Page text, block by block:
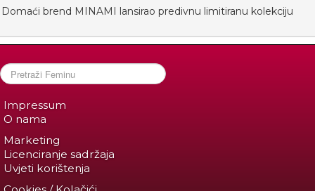
Domaći brend MINAMI lansirao predivnu limitiranu kolekciju
Impressum
O nama
Marketing
Licenciranje sadržaja
Uvjeti korištenja